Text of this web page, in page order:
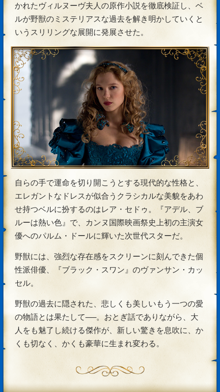
かれたヴィルヌーヴ夫人の原作小説を徹底検証し、ベ
ルが野獣のミステリアスな過去を解き明かしていくと
いうスリリングな展開に発展させた。
自らの手で運命を切り開こうとする現代的な性格と、
エレガントなドレスが似合うクラシカルな美貌をあわ
せ持つベルに扮するのはレア・セドゥ。『アデル、ブ
ルーは熱い色』で、カンヌ国際映画祭史上初の主演女
優へのパルム・ドールに輝いた次世代スターだ。
野獣には、強烈な存在感をスクリーンに刻んできた個
性派俳優、『ブラック・スワン』のヴァンサン・カッ
セル。
野獣の過去に隠された、悲しくも美しいもう一つの愛
の物語とは果たして──。おとぎ話でありながら、大
人をも魅了し続ける傑作が、新しい驚きを息吹に、か
くも切なく、かくも豪華に生まれ変わる。